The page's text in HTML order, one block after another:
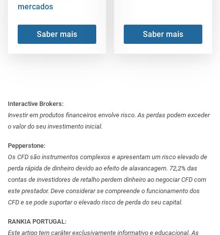
mercados
Saber mais Saber mais
Interactive Brokers:
Investir em produtos financeiros envolve risco. As perdas podem exceder
o valor do seu investimento inicial.
Pepperstone:
Os CFD são instrumentos complexos e apresentam um risco elevado de
perda rápida de dinheiro devido ao efeito de alavancagem. 72,2% das
contas de investidores de retalho perdem dinheiro ao negociar CFD com
este prestador. Deve considerar se compreende o funcionamento dos
CFD e se pode suportar o elevado risco de perda do seu capital.
RANKIA PORTUGAL:
Este artigo tem caráter exclusivamente informativo e educacional. As